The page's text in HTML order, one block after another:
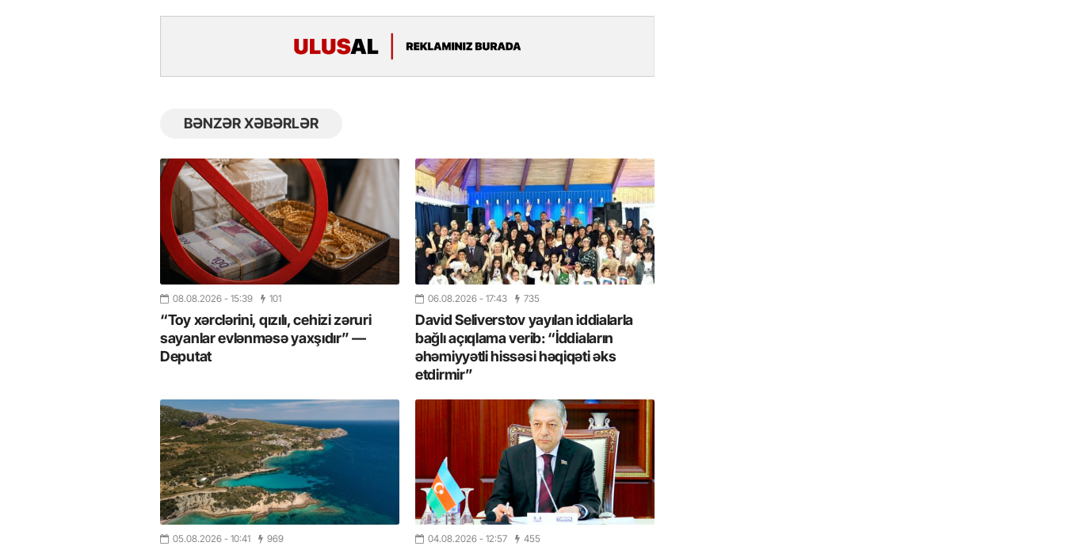
BƏNZƏR XƏBƏRLƏR
08.08.2026 - 15:39 101
“Toy xərclərini, qızılı, cehizi zəruri
sayanlar evlənməsə yaxşıdır” —
Deputat
06.08.2026 - 17:43 735
David Seliverstov yayılan iddialarla
bağlı açıqlama verib: “İddiaların
əhəmiyyətli hissəsi həqiqəti əks
etdirmir”
05.08.2026 - 10:41 969 04.08.2026 - 12:57 455